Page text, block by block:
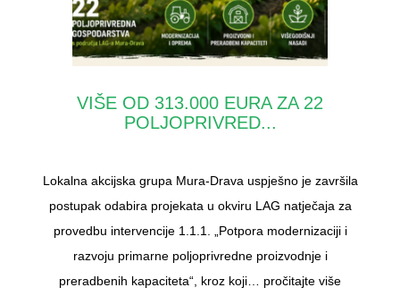
VIŠE OD 313.000 EURA ZA 22
POLJOPRIVRED...
Lokalna akcijska grupa Mura-Drava uspješno je završila
postupak odabira projekata u okviru LAG natječaja za
provedbu intervencije 1.1.1. „Potpora modernizaciji i
razvoju primarne poljoprivredne proizvodnje i
preradbenih kapaciteta“, kroz koji… pročitajte više